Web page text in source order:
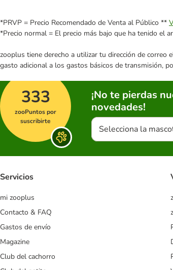
*PRVP = Precio Recomendado de Venta al Público **
*Precio normal = El precio más bajo que ha tenido el
zooplus tiene derecho a utilizar tu dirección de
gasto adicional a los gastos básicos de transmisión,
333
zooPuntos por
suscribirte
¡No te pierdas
novedades!
Selecciona la
Servicios
mi zooplus
Contacto & FAQ
Gastos de envío
Magazine
Club del cachorro